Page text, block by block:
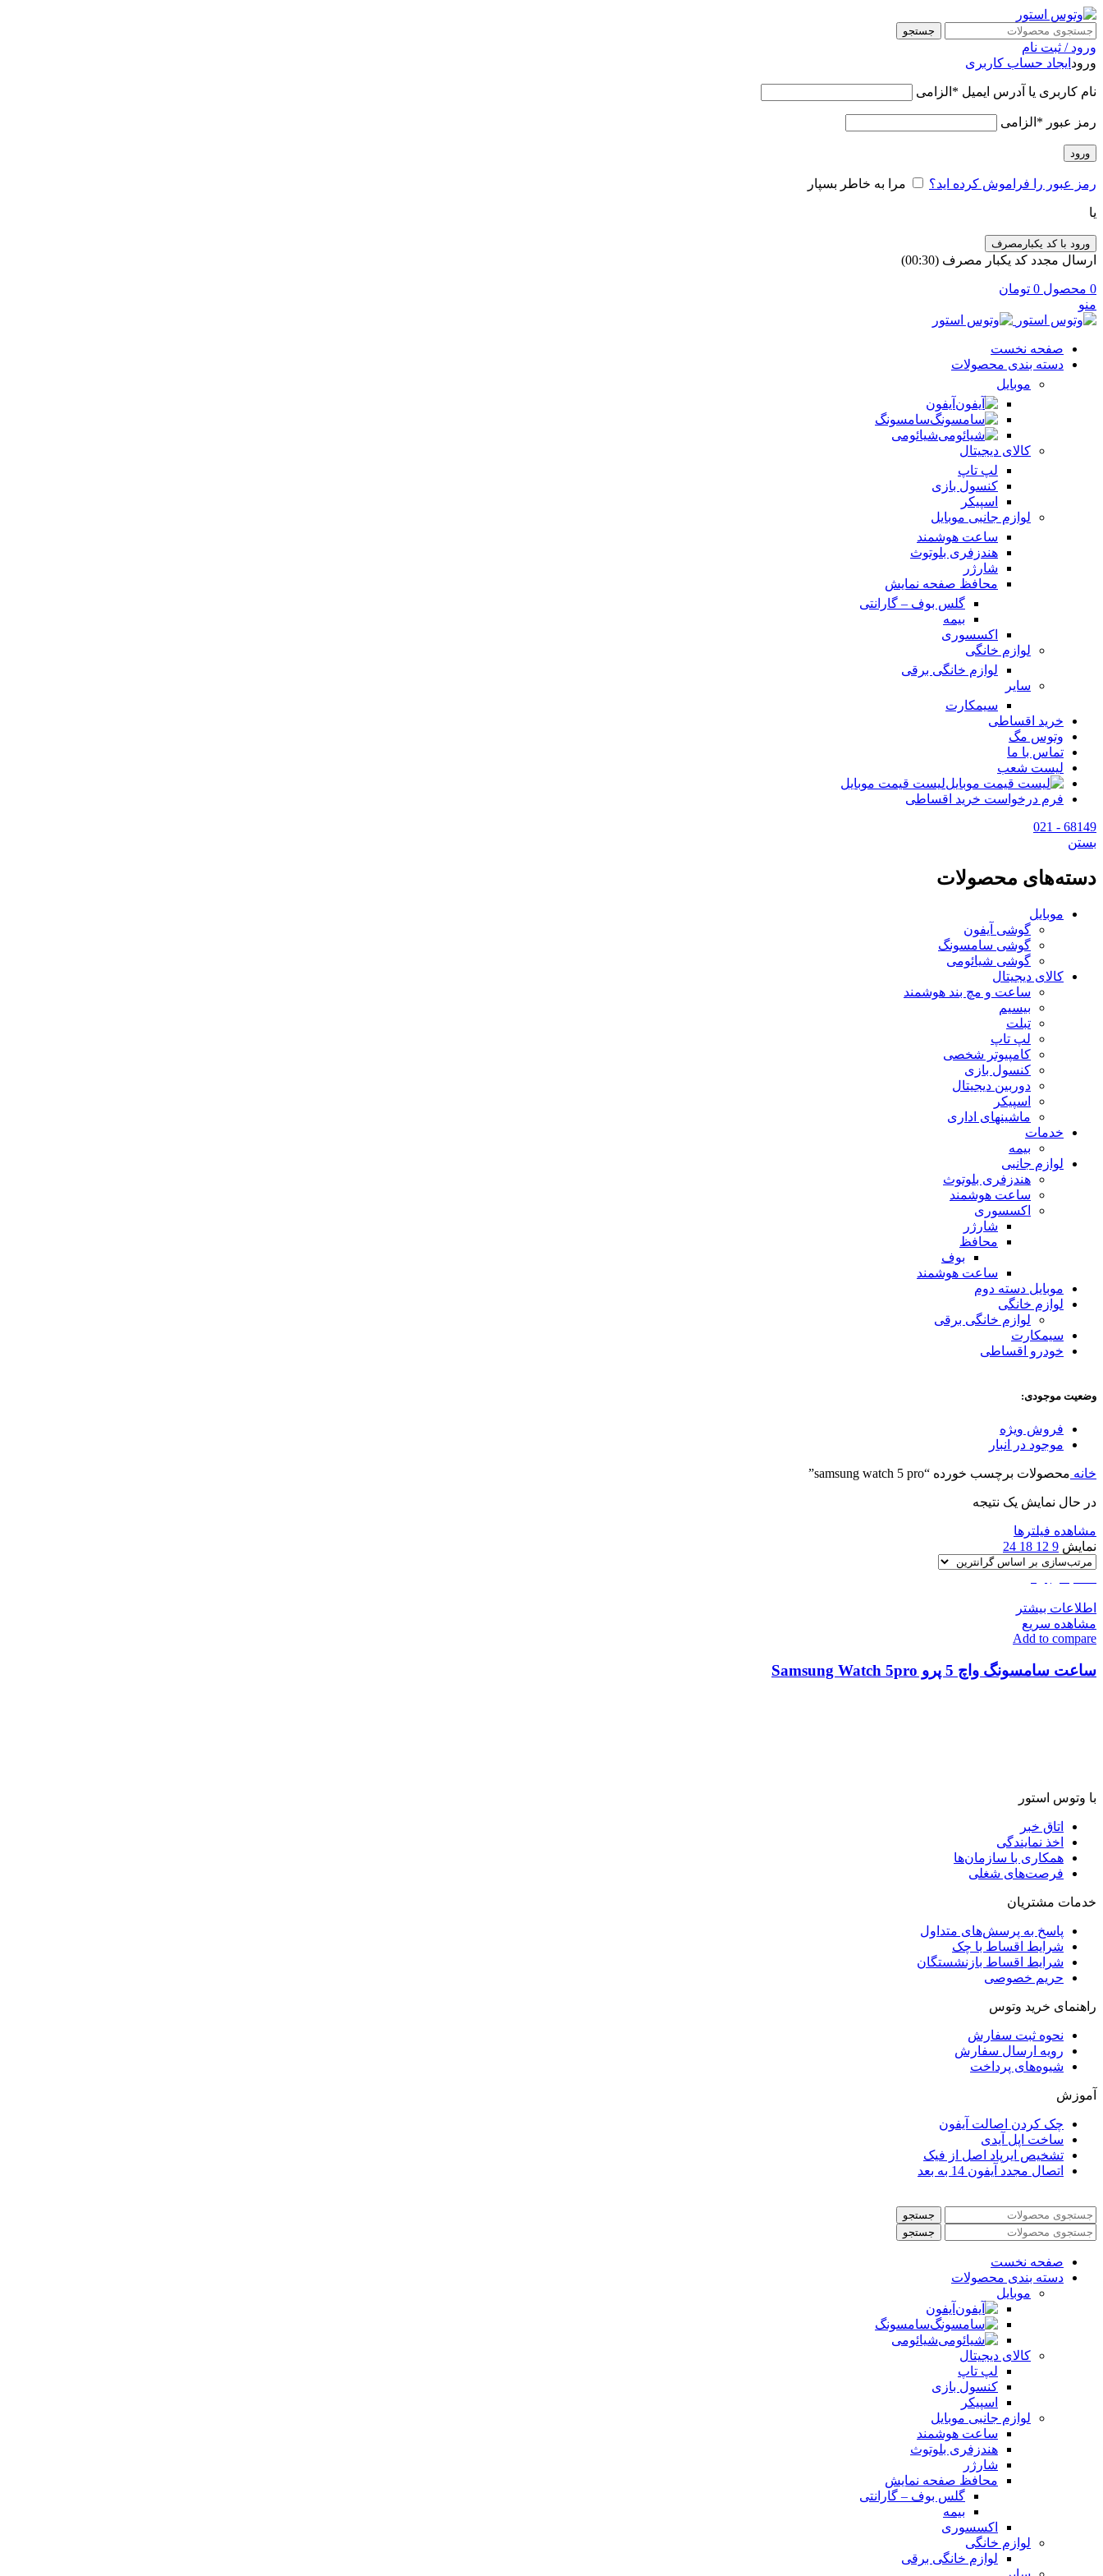
جستجو
ورود / ثبت نام
ورود ایجاد حساب کاربری
نام کاربری یا آدرس ایمیل * الزامی
رمز عبور * الزامی
ورود
رمز عبور را فراموش کرده اید؟ مرا به خاطر بسپار
یا
ورود با کد یکبارمصرف
ارسال مجدد کد یکبار مصرف (00:
30
)
0 محصول 0 تومان
منو
صفحه نخست
دسته بندی محصولات
موبایل
آیفون
سامسونگ
شیائومی
کالای دیجیتال
لپ تاپ
کنسول بازی
اسپیکر
لوازم جانبی موبایل
ساعت هوشمند
هندزفری بلوتوث
شارژر
محافظ صفحه نمایش
گلس بوف – گارانتی
بیمه
اکسسوری
لوازم خانگی
لوازم خانگی برقی
سایر
سیمکارت
خرید اقساطی
وتوس مگ
تماس با ما
لیست شعب
لیست قیمت موبایل
فرم درخواست خرید اقساطی
68149 - 021
بستن
دسته‌های محصولات
موبایل
گوشی آیفون
گوشی سامسونگ
گوشی شیائومی
کالای دیجیتال
ساعت و مچ بند هوشمند
بیسیم
تبلت
لپ تاپ
کامپیوتر شخصی
کنسول بازی
دوربین دیجیتال
اسپیکر
ماشینهای اداری
خدمات
بیمه
لوازم جانبی
هندزفری بلوتوث
ساعت هوشمند
اکسسوری
شارژر
محافظ
بوف
ساعت هوشمند
موبایل دسته دوم
لوازم خانگی
لوازم خانگی برقی
سیمکارت
خودرو اقساطی
وضعیت موجودی:
فروش ویژه
موجود در انبار
خانه محصولات برچسب خورده “samsung watch 5 pro”
در حال نمایش یک نتیجه
مشاهده فیلترها
نمایش 9
12
18
24
اطلاعات بیشتر
مشاهده سریع
Add to compare
ساعت سامسونگ واچ 5 پرو Samsung Watch 5pro
با وتوس استور
اتاق خبر
اخذ نمایندگی
همکاری با سازمان‌ها
فرصت‌های شغلی
خدمات مشتریان
پاسخ به پرسش‌های متداول
شرایط اقساط با چک
شرایط اقساط بازنشستگان
حریم خصوصی
راهنمای خرید وتوس
نحوه ثبت سفارش
رویه ارسال سفارش
شیوه‌های پرداخت
آموزش
چک کردن اصالت آیفون
ساخت اپل آیدی
تشخیص ایرپاد اصل از فیک
اتصال مجدد آیفون 14 به بعد
جستجو
جستجو
صفحه نخست
دسته بندی محصولات
موبایل
آیفون
سامسونگ
شیائومی
کالای دیجیتال
لپ تاپ
کنسول بازی
اسپیکر
لوازم جانبی موبایل
ساعت هوشمند
هندزفری بلوتوث
شارژر
محافظ صفحه نمایش
گلس بوف – گارانتی
بیمه
اکسسوری
لوازم خانگی
لوازم خانگی برقی